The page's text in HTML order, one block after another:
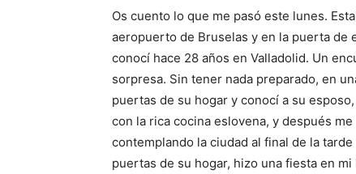
Os cuento lo que me pasó este lunes.
aeropuerto de Bruselas y en la puerta de
conocí hace 28 años en Valladolid. Un
sorpresa. Sin tener nada preparado, en
puertas de su hogar y conocí a su
con la rica cocina eslovena, y después
contemplando la ciudad al final de la
puertas de su hogar, hizo una fiesta en